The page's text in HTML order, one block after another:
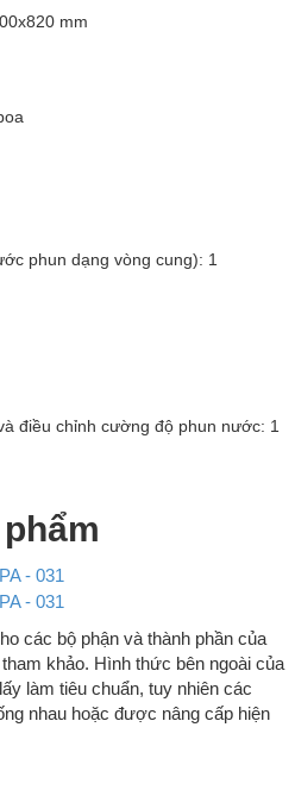
mm
phun dạng vòng cung): 1
điều chỉnh cường độ phun nước: 1
các bộ phận và thành phần của
khảo. Hình thức bên ngoài của
làm tiêu chuẩn, tuy nhiên các
nhau hoặc được nâng cấp hiện